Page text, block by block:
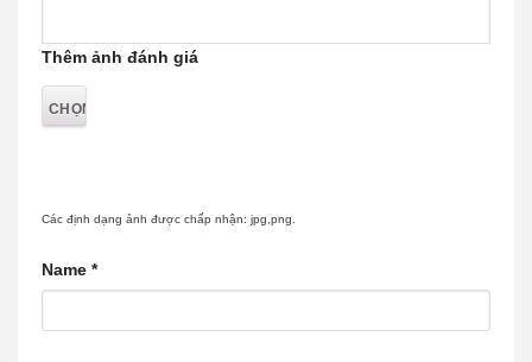
Thêm ảnh đánh giá
Các định dạng ảnh được chấp nhận: jpg,png.
Name *